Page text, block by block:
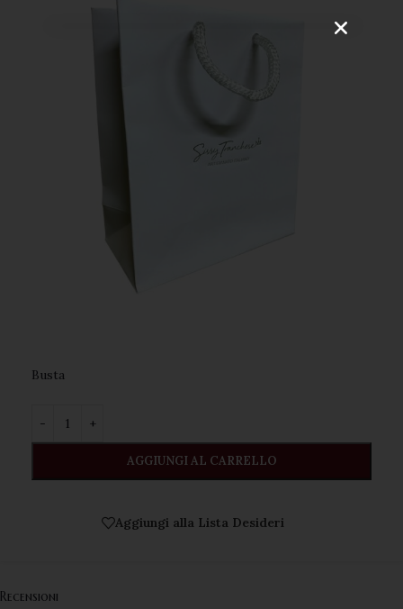
Busta ️
AGGIUNGI AL CARRELLO
Aggiungi alla Lista Desideri
Recensioni